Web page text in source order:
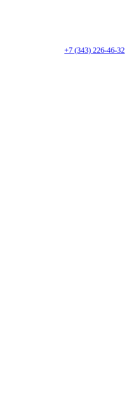
+7 (343) 226-46-32